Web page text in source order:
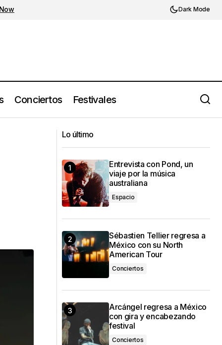
Dark Mode
Conciertos Festivales
Time (2023)
Towers en el Auditorio TELMEX
Lo último
Entrevista con Pond, un
viaje por la música
australiana
Espacio
Sébastien Tellier regresa a
México con su North
American Tour
Conciertos
Arcángel regresa a México
con gira y encabezando
festival
Conciertos